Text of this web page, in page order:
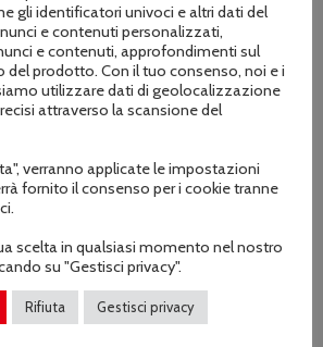
kW / 3600 rpm
N.m. / 2500 rpm
– cilindrico 1”
-Ø 23 cono nazionale
elemento a bagno
in ghisa
40-SJ
– 6,5
gli identificatori univoci e altri dati del
e contenuti personalizzati,
e contenuti, approfondimenti sul
del prodotto. Con il tuo consenso, noi e i
utilizzare dati di geolocalizzazione
attraverso la scansione del
verranno applicate le impostazioni
fornito il consenso per i cookie tranne
scelta in qualsiasi momento nel nostro
su "Gestisci privacy".
Rifiuta Gestisci privacy